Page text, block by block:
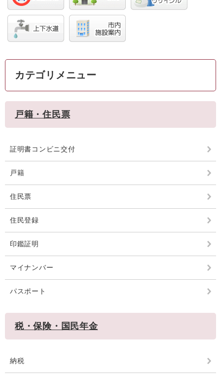
カテゴリメニュー
戸籍・住民票
証明書コンビニ交付
戸籍
住民票
住民登録
印鑑証明
マイナンバー
パスポート
税・保険・国民年金
納税